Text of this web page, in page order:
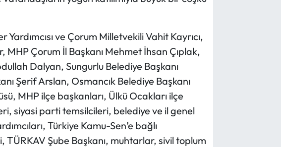
Yardımcısı ve Çorum Milletvekili Vahit Kayrıcı,
MHP Çorum İl Başkanı Mehmet İhsan Çıplak,
Dalyan, Sungurlu Belediye Başkanı
Şerif Arslan, Osmancık Belediye Başkanı
MHP ilçe başkanları, Ülkü Ocakları ilçe
siyasi parti temsilcileri, belediye ve il genel
Türkiye Kamu-Sen’e bağlı
TÜRKAV Şube Başkanı, muhtarlar, sivil toplum